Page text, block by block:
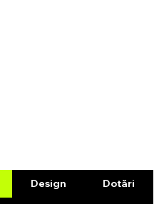
Design Dotări